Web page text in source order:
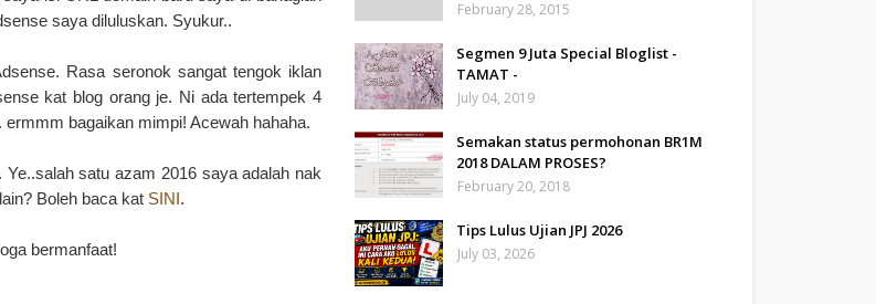
saya diluluskan. Syukur..
Rasa seronok sangat tengok iklan
kat blog orang je. Ni ada tertempek 4
bagaikan mimpi! Acewah hahaha.
satu azam 2016 saya adalah nak
Boleh baca kat SINI.
bermanfaat!
February 28, 2015
Segmen 9 Juta Special Bloglist -
TAMAT -
July 04, 2019
Semakan status permohonan BR1M
2018 DALAM PROSES?
February 20, 2018
Tips Lulus Ujian JPJ 2026
July 03, 2026